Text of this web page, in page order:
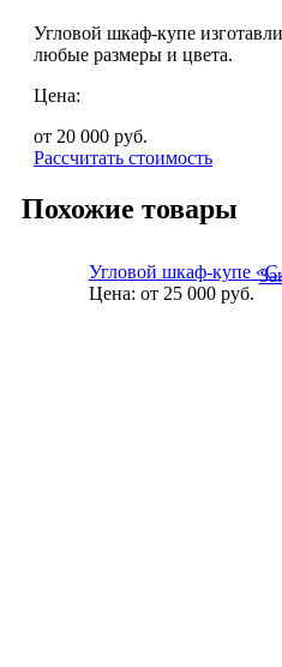
Угловой шкаф-купе
любые размеры и цвета.
Цена:
от 20 000 руб.
Рассчитать стоимость
Похожие товары
Угловой шкаф-купе
Цена: от 25 000руб.